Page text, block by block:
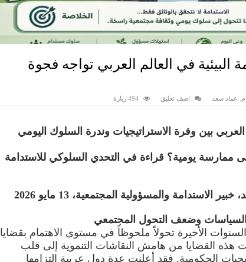
البيئية في العالم العربي تواجه فجوة
م. عماد سعد اضف تعليق 494 زيارة
بين وفرة الاستراتيجيات وندرة السلوك اليومي
ممارسة يومية؟ قراءة في التحدي السلوكي للاستدامة
خبير الاستدامة والمسؤولية المجتمعية، 13 مايو 2026
السياسات وضعف التحول المجتمعي
الأخيرة تحولاً ملحوظاً في مستوى الاهتمام بقضايا
هذه القضايا من هامش النقاشات التنموية إلى قلب
الحكومية. فقد أعلنت عدة دول عربية التزامها